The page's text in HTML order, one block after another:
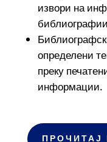
извори на
определени
преку
информации.
ПРОЧИТАЈ